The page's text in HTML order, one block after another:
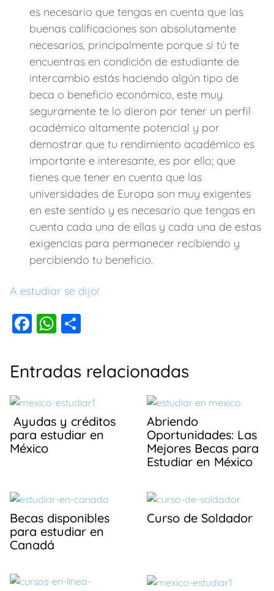
es necesario que tengas en cuenta que las
buenas calificaciones son absolutamente
necesarios, principalmente porque si tú te
encuentras en condición de estudiante de
intercambio estás haciendo algún tipo de
beca o beneficio económico, este muy
seguramente te lo dieron por tener un perfil
académico altamente potencial y por
demostrar que tu rendimiento académico es
importante e interesante, es por ello; que
tienes que tener en cuenta que las
universidades de Europa son muy exigentes
en este sentido y es necesario que tengas en
cuenta cada una de ellas y cada una de estas
exigencias para permanecer recibiendo y
percibiendo tu beneficio.
A estudiar se dijo!
F
c
e
b
o
o
k
W
at
s
A
p
p
m
p
ar
tir
Entradas relacionadas
Ayudas y créditos
para estudiar en
México
Abriendo
Oportunidades: Las
Mejores Becas para
Estudiar en México
Becas disponibles
para estudiar en
Canadá
Curso de Soldador